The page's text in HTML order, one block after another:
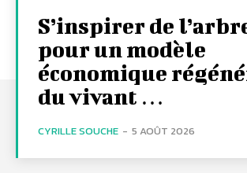
S’inspirer de
pour un modèle
économique
du vivant …
CYRILLE SOUCHE - 5 AOÛT 2026